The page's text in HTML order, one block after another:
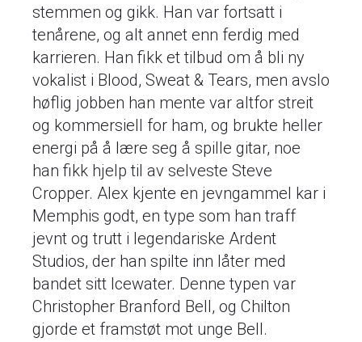
stemmen og gikk. Han var fortsatt i
tenårene, og alt annet enn ferdig med
karrieren. Han fikk et tilbud om å bli ny
vokalist i Blood, Sweat & Tears, men avslo
høflig jobben han mente var altfor streit
og kommersiell for ham, og brukte heller
energi på å lære seg å spille gitar, noe
han fikk hjelp til av selveste Steve
Cropper. Alex kjente en jevngammel kar i
Memphis godt, en type som han traff
jevnt og trutt i legendariske Ardent
Studios, der han spilte inn låter med
bandet sitt Icewater. Denne typen var
Christopher Branford Bell, og Chilton
gjorde et framstøt mot unge Bell.